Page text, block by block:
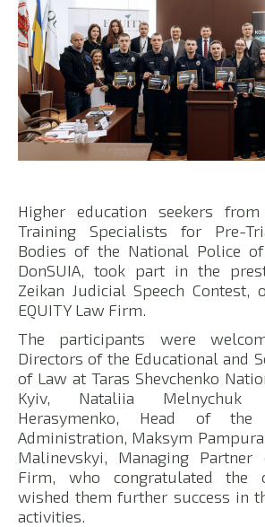
Higher education seekers
Training Specialists for Pre-
Bodies of the National Police
DonSUIA, took part in the
Zeikan Judicial Speech Contest,
EQUITY Law Firm.
The participants were
Directors of the Educational and
of Law at Taras Shevchenko
Kyiv, Nataliia Melnychuk
Herasymenko, Head of the
Administration, Maksym
Malinevskyi, Managing Partner
Firm, who congratulated the
wished them further success in
activities.